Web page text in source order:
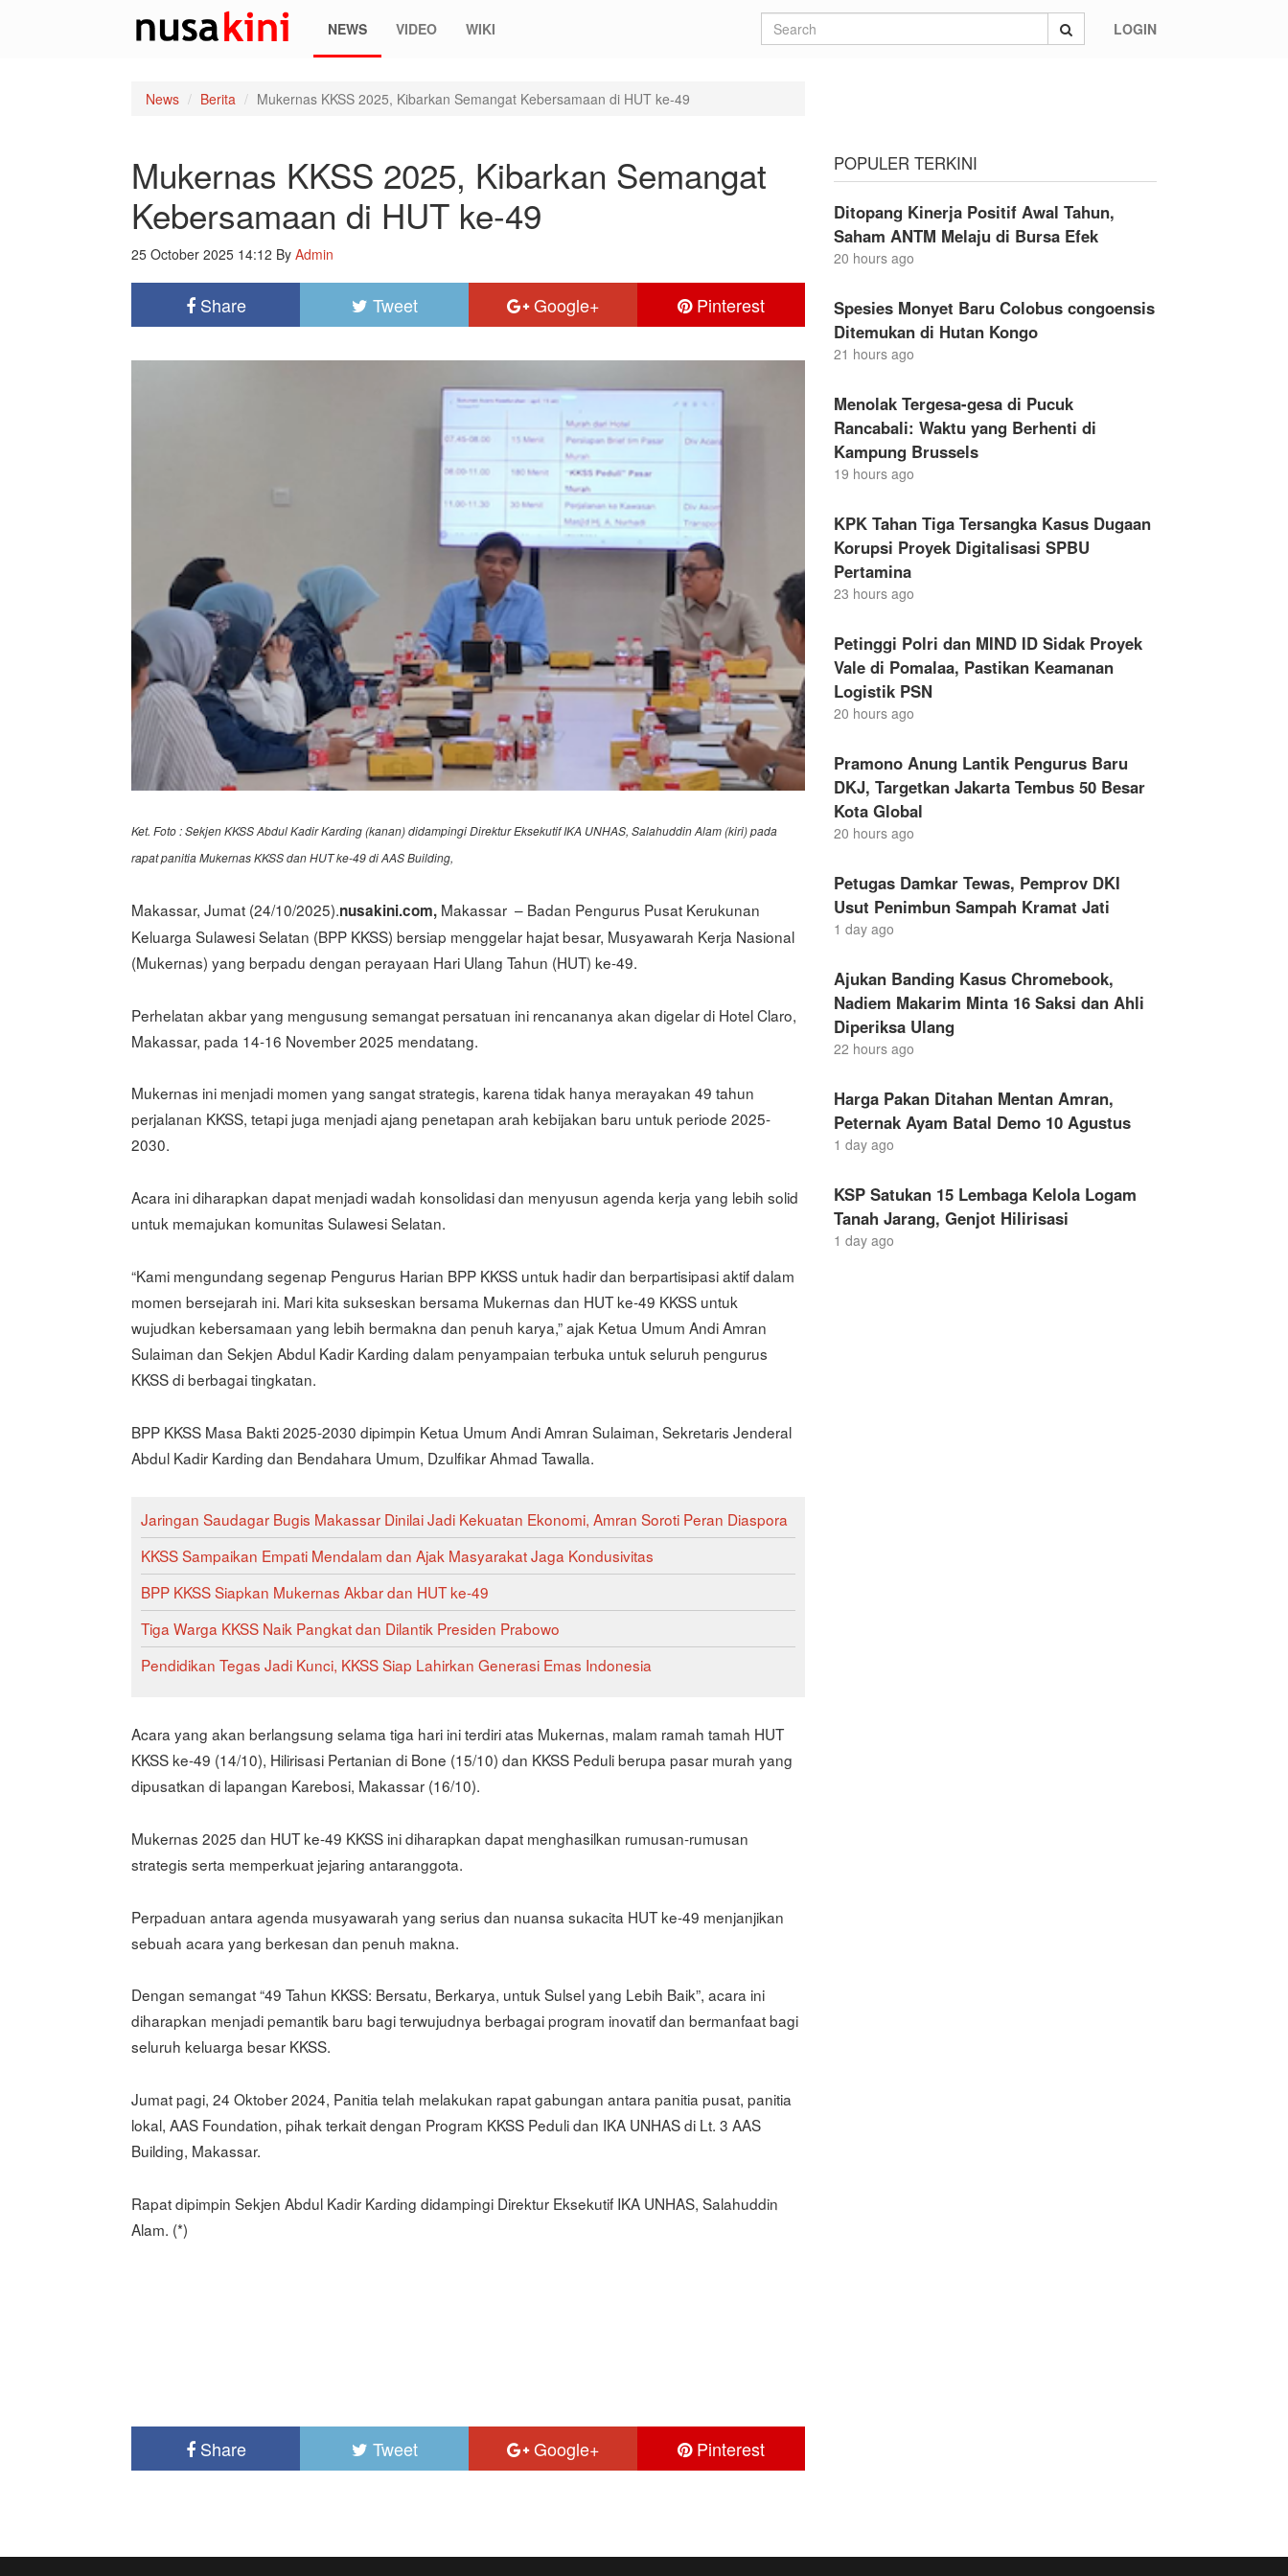
NEWS VIDEO WIKI LOGIN
News Berita Mukernas KKSS 2025, Kibarkan Semangat Kebersamaan di HUT ke-49
Mukernas KKSS 2025, Kibarkan Semangat
Kebersamaan di HUT ke-49
25 October 2025 14:12 By Admin
Share Tweet Google+ Pinterest
Ket. Foto : Sekjen KKSS Abdul Kadir Karding (kanan) didampingi Direktur Eksekutif IKA UNHAS, Salahuddin Alam (kiri) pada
rapat panitia Mukernas KKSS dan HUT ke-49 di AAS Building,
Makassar, Jumat (24/10/2025).nusakini.com, Makassar – Badan Pengurus Pusat Kerukunan
Keluarga Sulawesi Selatan (BPP KKSS) bersiap menggelar hajat besar, Musyawarah Kerja Nasional
(Mukernas) yang berpadu dengan perayaan Hari Ulang Tahun (HUT) ke-49.
Perhelatan akbar yang mengusung semangat persatuan ini rencananya akan digelar di Hotel Claro,
Makassar, pada 14-16 November 2025 mendatang.
Mukernas ini menjadi momen yang sangat strategis, karena tidak hanya merayakan 49 tahun
perjalanan KKSS, tetapi juga menjadi ajang penetapan arah kebijakan baru untuk periode 2025-
2030.
Acara ini diharapkan dapat menjadi wadah konsolidasi dan menyusun agenda kerja yang lebih solid
untuk memajukan komunitas Sulawesi Selatan.
“Kami mengundang segenap Pengurus Harian BPP KKSS untuk hadir dan berpartisipasi aktif dalam
momen bersejarah ini. Mari kita sukseskan bersama Mukernas dan HUT ke-49 KKSS untuk
wujudkan kebersamaan yang lebih bermakna dan penuh karya,” ajak Ketua Umum Andi Amran
Sulaiman dan Sekjen Abdul Kadir Karding dalam penyampaian terbuka untuk seluruh pengurus
KKSS di berbagai tingkatan.
BPP KKSS Masa Bakti 2025-2030 dipimpin Ketua Umum Andi Amran Sulaiman, Sekretaris Jenderal
Abdul Kadir Karding dan Bendahara Umum, Dzulfikar Ahmad Tawalla.
Jaringan Saudagar Bugis Makassar Dinilai Jadi Kekuatan Ekonomi, Amran Soroti Peran Diaspora
KKSS Sampaikan Empati Mendalam dan Ajak Masyarakat Jaga Kondusivitas
BPP KKSS Siapkan Mukernas Akbar dan HUT ke-49
Tiga Warga KKSS Naik Pangkat dan Dilantik Presiden Prabowo
Pendidikan Tegas Jadi Kunci, KKSS Siap Lahirkan Generasi Emas Indonesia
Acara yang akan berlangsung selama tiga hari ini terdiri atas Mukernas, malam ramah tamah HUT
KKSS ke-49 (14/10), Hilirisasi Pertanian di Bone (15/10) dan KKSS Peduli berupa pasar murah yang
dipusatkan di lapangan Karebosi, Makassar (16/10).
Mukernas 2025 dan HUT ke-49 KKSS ini diharapkan dapat menghasilkan rumusan-rumusan
strategis serta memperkuat jejaring antaranggota.
Perpaduan antara agenda musyawarah yang serius dan nuansa sukacita HUT ke-49 menjanjikan
sebuah acara yang berkesan dan penuh makna.
Dengan semangat “49 Tahun KKSS: Bersatu, Berkarya, untuk Sulsel yang Lebih Baik”, acara ini
diharapkan menjadi pemantik baru bagi terwujudnya berbagai program inovatif dan bermanfaat bagi
seluruh keluarga besar KKSS.
Jumat pagi, 24 Oktober 2024, Panitia telah melakukan rapat gabungan antara panitia pusat, panitia
lokal, AAS Foundation, pihak terkait dengan Program KKSS Peduli dan IKA UNHAS di Lt. 3 AAS
Building, Makassar.
Rapat dipimpin Sekjen Abdul Kadir Karding didampingi Direktur Eksekutif IKA UNHAS, Salahuddin
Alam. (*)
Share Tweet Google+ Pinterest
POPULER TERKINI
Ditopang Kinerja Positif Awal Tahun,
Saham ANTM Melaju di Bursa Efek
20 hours ago
Spesies Monyet Baru Colobus congoensis
Ditemukan di Hutan Kongo
21 hours ago
Menolak Tergesa-gesa di Pucuk
Rancabali: Waktu yang Berhenti di
Kampung Brussels
19 hours ago
KPK Tahan Tiga Tersangka Kasus Dugaan
Korupsi Proyek Digitalisasi SPBU
Pertamina
23 hours ago
Petinggi Polri dan MIND ID Sidak Proyek
Vale di Pomalaa, Pastikan Keamanan
Logistik PSN
20 hours ago
Pramono Anung Lantik Pengurus Baru
DKJ, Targetkan Jakarta Tembus 50 Besar
Kota Global
20 hours ago
Petugas Damkar Tewas, Pemprov DKI
Usut Penimbun Sampah Kramat Jati
1 day ago
Ajukan Banding Kasus Chromebook,
Nadiem Makarim Minta 16 Saksi dan Ahli
Diperiksa Ulang
22 hours ago
Harga Pakan Ditahan Mentan Amran,
Peternak Ayam Batal Demo 10 Agustus
1 day ago
KSP Satukan 15 Lembaga Kelola Logam
Tanah Jarang, Genjot Hilirisasi
1 day ago